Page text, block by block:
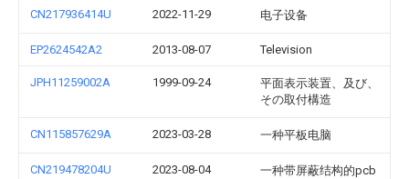
CN217936414U 2022-11-29 电子设备
EP2624542A2 2013-08-07 Television
JPH11259002A 1999-09-24
平面表示装置、及び、
その取付構造
CN115857629A 2023-03-28 一种平板电脑
CN219478204U 2023-08-04
一种带屏蔽结构的pcb